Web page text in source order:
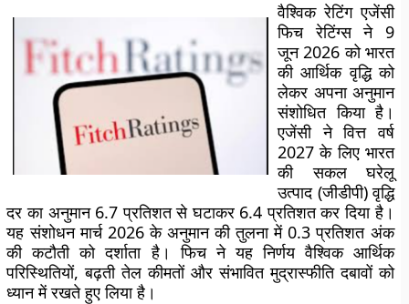
वैश्विक रेटिंग एजेंसी
फिच रेटिंग्स ने 9
जून 2026 को भारत
की आर्थिक वृद्धि को
लेकर अपना अनुमान
संशोधित किया है।
एजेंसी ने वित्त वर्ष
2027 के लिए भारत
की सकल घरेलू
उत्पाद (जीडीपी) वृद्धि
दर का अनुमान 6.7 प्रतिशत से घटाकर 6.4 प्रतिशत कर दिया है।
यह संशोधन मार्च 2026 के अनुमान की तुलना में 0.3 प्रतिशत अंक
की कटौती को दर्शाता है। फिच ने यह निर्णय वैश्विक आर्थिक
परिस्थितियों, बढ़ती तेल कीमतों और संभावित मुद्रास्फीति दबावों को
ध्यान में रखते हुए लिया है।